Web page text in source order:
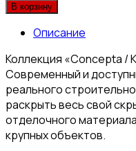
В корзину
Описание
Коллекция «Concepta /
Современный и
реального
раскрыть весь свой
отделочного
крупных объектов.